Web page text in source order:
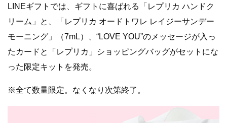
LINEギフトでは、ギフトに喜ばれる「レプリカ ハンドク
リーム」と、「レプリカ オードトワレ レイジーサンデー
モーニング」（7mL）、“LOVE YOU”のメッセージが入っ
たカードと「レプリカ」ショッピングバッグがセットにな
った限定キットを発売。
※全て数量限定。なくなり次第終了。